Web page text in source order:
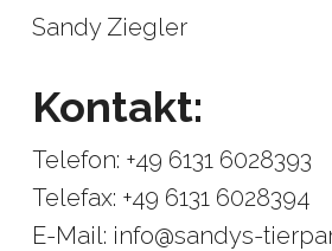
Sandy Ziegler
Kontakt:
Telefon: +49 6131 6028393
Telefax: +49 6131 6028394
E-Mail: info@sandys-